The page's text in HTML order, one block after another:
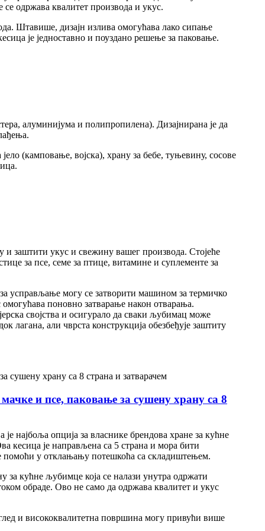
одржава квалитет производа и укус.
Штавише, дизајн излива омогућава лако сипање
је једноставно и поуздано решење за паковање.
алуминијума и полипропилена). Дизајнирана је да
(камповање, војска), храну за бебе, туњевину, сосове
заштити укус и свежину вашег производа. Стојеће
за псе, семе за птице, витамине и суплементе за
усправљање могу се затворити машином за термичко
поновно затварање након отварања.
својства и осигурало да сваки љубимац може
али чврста конструкција обезбеђује заштиту
и псе, паковање за сушену храну са 8
најбоља опција за власнике брендова хране за кућне
кесица је направљена са 5 страна и мора бити
помоћи у отклањању потешкоћа са складиштењем.
за кућне љубимце која се налази унутра одржати
обраде. Ово не само да одржава квалитет и укус
и висококвалитетна површина могу привући више